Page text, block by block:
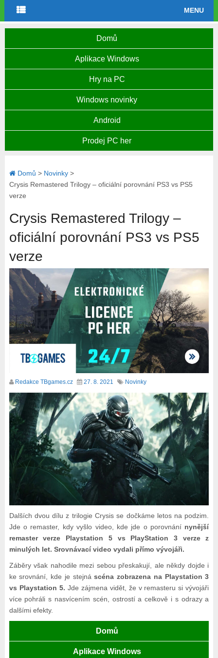
MENU
Domů
Aplikace Windows
Hry na PC
Windows novinky
Android
Prodej PC her
Domů > Novinky>
Crysis Remastered Trilogy – oficiální porovnání PS3 vs PS5
verze
Crysis Remastered Trilogy –
oficiální porovnání PS3 vs PS5
verze
Redakce TBgames.cz 27. 8. 2021 Novinky
Dalších dvou dílu z trilogie Crysis se dočkáme letos na podzim.
Jde o remaster, kdy vyšlo video, kde jde o porovnání nynější
remaster verze Playstation 5 vs PlayStation 3 verze z
minulých let. Srovnávací video vydali přímo vývojáři.
Záběry však nahodile mezi sebou přeskakují, ale někdy dojde i
ke srovnání, kde je stejnáscéna zobrazena na Playstation 3
vs Playstation 5. Jde zájmena vidět, že v remasteru si vývojáři
více pohráli s nasvícením scén, ostrostí a celkově i s odrazy a
dalšími efekty.
Domů
Aplikace Windows